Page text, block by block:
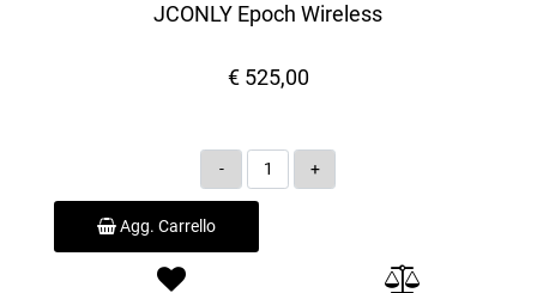
JCONLY Epoch Wireless
€ 525,00
Quantità
Agg. Carrello